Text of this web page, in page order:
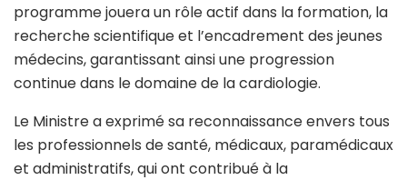
programme jouera un rôle actif dans la formation, la
recherche scientifique et l’encadrement des jeunes
médecins, garantissant ainsi une progression
continue dans le domaine de la cardiologie.
Le Ministre a exprimé sa reconnaissance envers tous
les professionnels de santé, médicaux, paramédicaux
et administratifs, qui ont contribué à la